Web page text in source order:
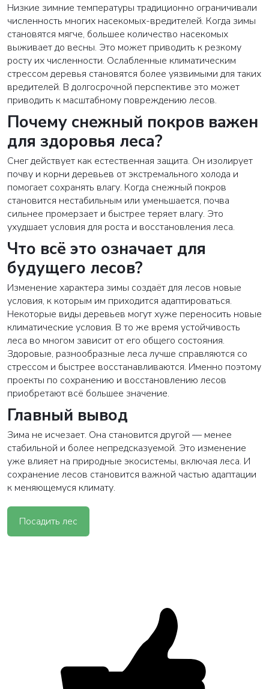
Низкие зимние температуры традиционно ограничивали
численность многих насекомых-вредителей. Когда зимы
становятся мягче, большее количество насекомых
выживает до весны. Это может приводить к резкому
росту их численности. Ослабленные климатическим
стрессом деревья становятся более уязвимыми для таких
вредителей. В долгосрочной перспективе это может
приводить к масштабному повреждению лесов.
Почему снежный покров важен
для здоровья леса?
Снег действует как естественная защита. Он изолирует
почву и корни деревьев от экстремального холода и
помогает сохранять влагу. Когда снежный покров
становится нестабильным или уменьшается, почва
сильнее промерзает и быстрее теряет влагу. Это
ухудшает условия для роста и восстановления леса.
Что всё это означает для
будущего лесов?
Изменение характера зимы создаёт для лесов новые
условия, к которым им приходится адаптироваться.
Некоторые виды деревьев могут хуже переносить новые
климатические условия. В то же время устойчивость
леса во многом зависит от его общего состояния.
Здоровые, разнообразные леса лучше справляются со
стрессом и быстрее восстанавливаются. Именно поэтому
проекты по сохранению и восстановлению лесов
приобретают всё большее значение.
Главный вывод
Зима не исчезает. Она становится другой — менее
стабильной и более непредсказуемой. Это изменение
уже влияет на природные экосистемы, включая леса. И
сохранение лесов становится важной частью адаптации
к меняющемуся климату.
Посадить лес